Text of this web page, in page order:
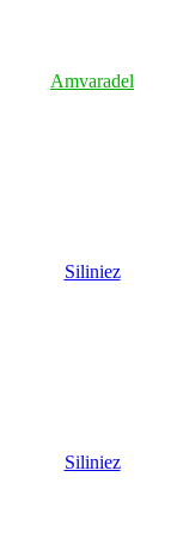
Amvaradel
Siliniez
Siliniez